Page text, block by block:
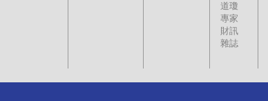
道瓊
專家
財訊
雜誌